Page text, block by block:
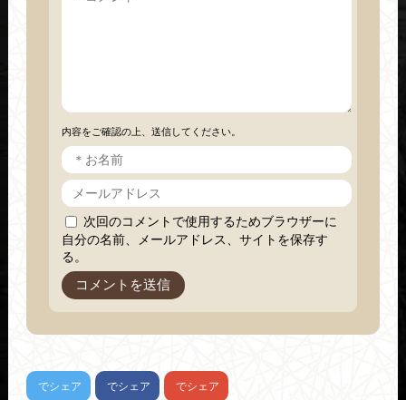
内容をご確認の上、送信してください。
次回のコメントで使用するためブラウザーに
自分の名前、メールアドレス、サイトを保存す
る。
でシェア でシェア でシェア